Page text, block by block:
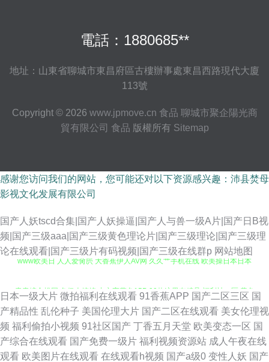
電話：1880685**
地址：山東省聊城市東昌府區古樓辦事處東昌西路現代大廈
113號
Copyright © 2026 www.jpmove.cn 食品 聊城市聚企陽光商
貿有限公司 食品 版權所有 Sitemap
感谢您访问我们的网站，您可能还对以下资源感兴趣：沛县焚母
影视文化发展有限公司
国产人妖tscd合集|国产人妖操逼|国产人与兽一级A片|国产日B视
频|国产三级aaa|国产三级黄色理论片|国产三级理论|国产三级理
论在线观看|国产三级片有码视频|国产三级在线群p 网站地图
www欧美日 人人爱肏屄 大香蕉伊人AV网 久久艹手机在线 欧美操日本日本
91色情 老湿青青草 日本女人日叉网站 香蕉午夜视频 91黑丝变态 超碰碰人人
国产一线二线 免费黄色片子 亚洲A网 国产av性爱网 激情伊人都市激情 欧美
日本一级大片 微拍福利在线观看 91香蕉APP 国产二区三区 国
产精品性 乱伦种子 美国伦理大片 国产二区在线观看 美女伦理视
频 福利偷拍小视频 91社区国产 丁香五月天堂 欧美变态一区 国
产综合在线观看 国产免费一级片 福利视频资源站 成人午夜在线
观看 欧美图片在线观看 在线观看h视频 国产a级0 变性人妖 国产